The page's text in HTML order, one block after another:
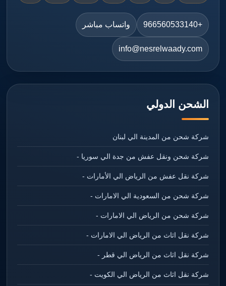
+966560533140 واتساب مباشر
info@nesrelwaady.com
الشحن الدولي
شركة شحن من المدينة الي لبنان
شركة شحن ونقل عفش من جدة الي سوريا -
شركة نقل عفش من الرياض الي الأمارات -
شركة شحن من السعودية الي الامارات -
شركة شحن من الرياض الي الامارات -
شركة نقل اثاث من الرياض الي الامارات -
شركة نقل اثاث من الرياض الي قطر -
شركة نقل اثاث من الرياض الي الكويت -